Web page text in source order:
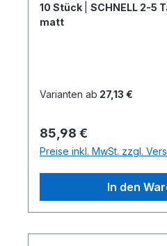
10 Stück SCHNELL 2-5
matt
Varianten ab 27,13 €
Regulärer Preis:
85,98 €
Preise inkl. MwSt. zzgl.
In den